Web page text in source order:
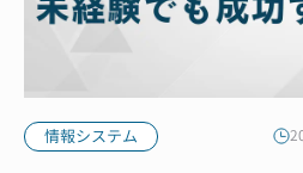
情報システム